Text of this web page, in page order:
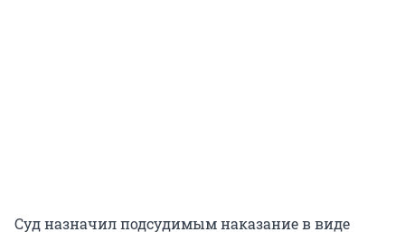
Суд назначил подсудимым наказание в виде